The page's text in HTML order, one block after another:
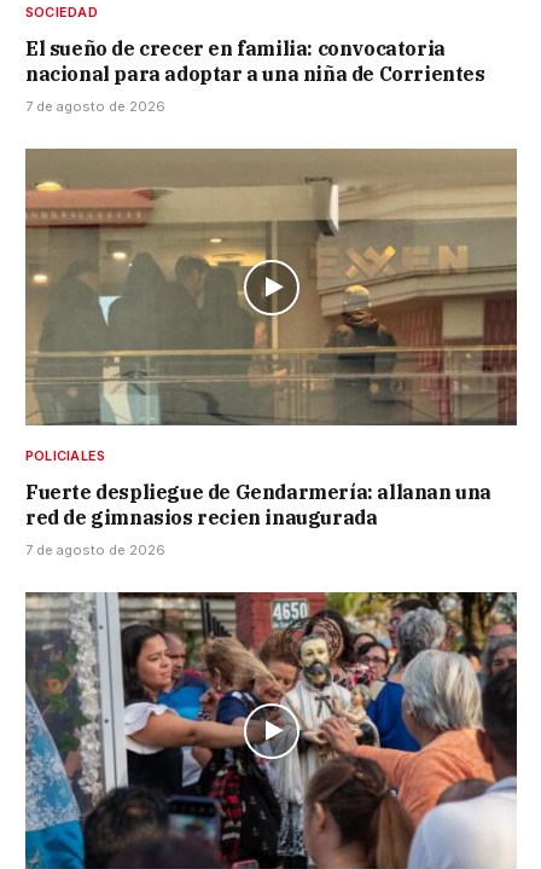
SOCIEDAD
El sueño de crecer en familia: convocatoria
nacional para adoptar a una niña de Corrientes
7 de agosto de 2026
POLICIALES
Fuerte despliegue de Gendarmería: allanan una
red de gimnasios recien inaugurada
7 de agosto de 2026